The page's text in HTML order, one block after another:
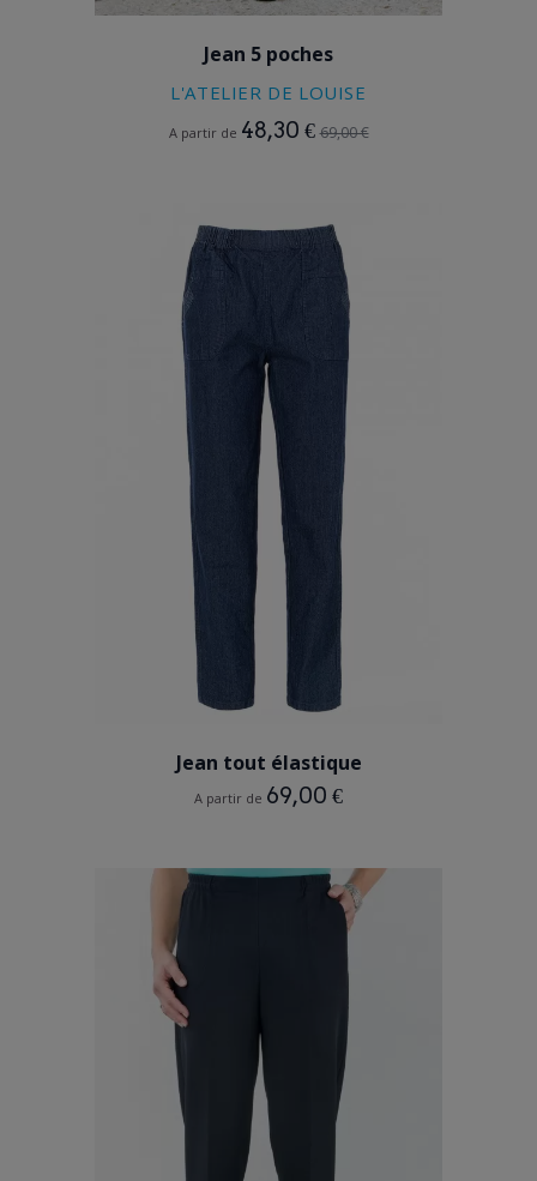
STONE
Jean 5 poches
L'ATELIER DE LOUISE
A partir de 48,30 € 69,00 €
BLEU
Jean tout élastique
A partir de 69,00 €